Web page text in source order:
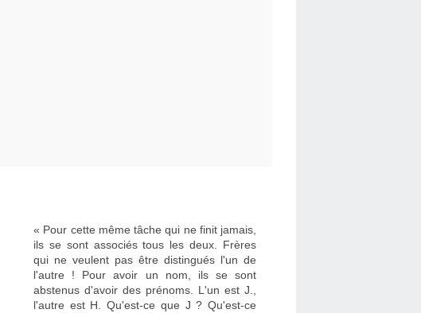
« Pour cette même tâche qui ne finit jamais,
ils se sont associés tous les deux. Frères
qui ne veulent pas être distingués l'un de
l'autre ! Pour avoir un nom, ils se sont
abstenus d'avoir des prénoms. L'un est J.,
l'autre est H. Qu'est-ce que J ? Qu'est-ce